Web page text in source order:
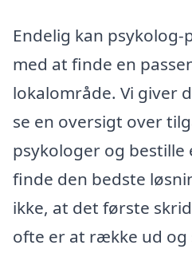
Endelig kan
med at finde en
lokalområde. Vi giver
se en oversigt over
psykologer og bestille
finde den bedste
ikke, at det første
ofte er at række ud og